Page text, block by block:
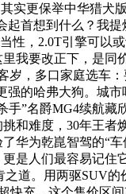
实更保举中华猎犬
首想到什么？我
性，2.0T引擎可以
我要改正下，是同
，多口家庭选车
的哈弗大狗。城
”名爵MG4续航藏
和难度，30年王者
华为乾崑智驾的“
是人们最容易记住
道。用两驱SUV